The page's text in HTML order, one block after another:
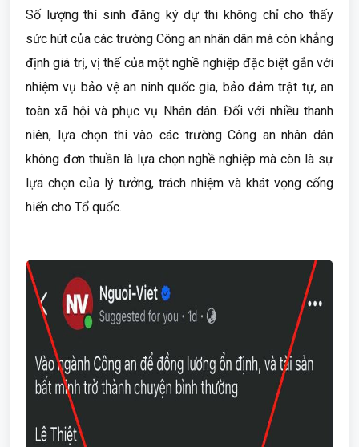
Số lượng thí sinh đăng ký dự thi không chỉ cho thấy
sức hút của các trường Công an nhân dân mà còn khẳng
định giá trị, vị thế của một nghề nghiệp đặc biệt gắn với
nhiệm vụ bảo vệ an ninh quốc gia, bảo đảm trật tự, an
toàn xã hội và phục vụ Nhân dân. Đối với nhiều thanh
niên, lựa chọn thi vào các trường Công an nhân dân
không đơn thuần là lựa chọn nghề nghiệp mà còn là sự
lựa chọn của lý tưởng, trách nhiệm và khát vọng cống
hiến cho Tổ quốc.